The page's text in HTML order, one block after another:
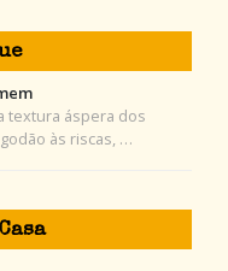
textura áspera dos
às riscas, …